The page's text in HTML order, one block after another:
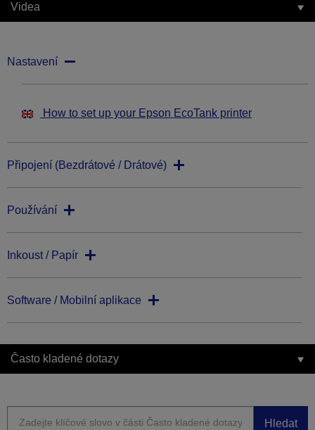
Videa
Nastavení
How to set up your Epson EcoTank printer
Připojení (Bezdrátové / Drátové)
Používání
Inkoust / Papír
Software / Mobilní aplikace
Často kladené dotazy
Hledat